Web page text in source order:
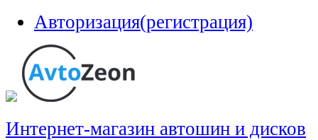
Авторизация(регистрация)
Интернет-магазин автошин и дисков